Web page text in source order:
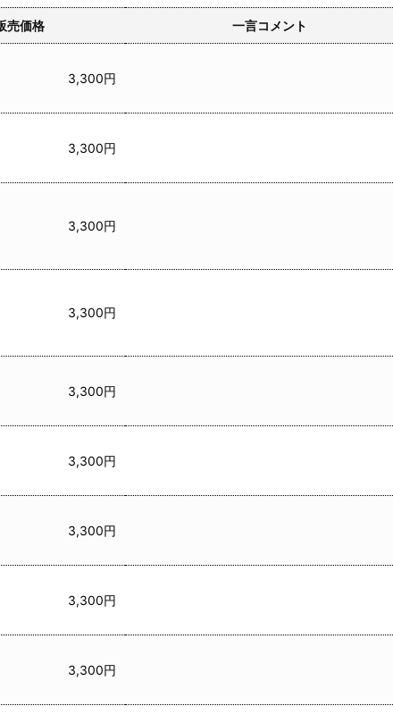
売価格 一言コメント
3,300円
3,300円
3,300円
3,300円
3,300円
3,300円
3,300円
3,300円
3,300円